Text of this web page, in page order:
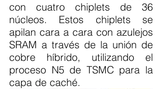
con cuatro chiplets de 36
núcleos. Estos chiplets se
apilan cara a cara con azulejos
SRAM a través de la unión de
cobre híbrido, utilizando el
proceso N5 de TSMC para la
capa de caché.